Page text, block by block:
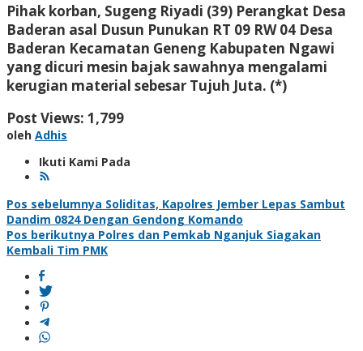
Pihak korban, Sugeng Riyadi (39) Perangkat Desa
Baderan asal Dusun Punukan RT 09 RW 04 Desa
Baderan Kecamatan Geneng Kabupaten Ngawi
yang dicuri mesin bajak sawahnya mengalami
kerugian material sebesar Tujuh Juta. (*)
Post Views: 1,799
oleh Adhis
Ikuti Kami Pada
Navigasi
pos
Pos sebelumnya Soliditas, Kapolres Jember Lepas Sambut
Dandim 0824 Dengan Gendong Komando
Pos berikutnya Polres dan Pemkab Nganjuk Siagakan
Kembali Tim PMK